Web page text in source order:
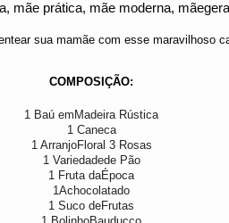
mãe prática, mãe moderna,
sua mamãe com esse maravilhoso
COMPOSIÇÃO:
1 Baú emMadeira Rústica
1 Caneca
1 ArranjoFloral 3 Rosas
1 Variedadede Pão
1 Fruta daÉpoca
1Achocolatado
1 Suco deFrutas